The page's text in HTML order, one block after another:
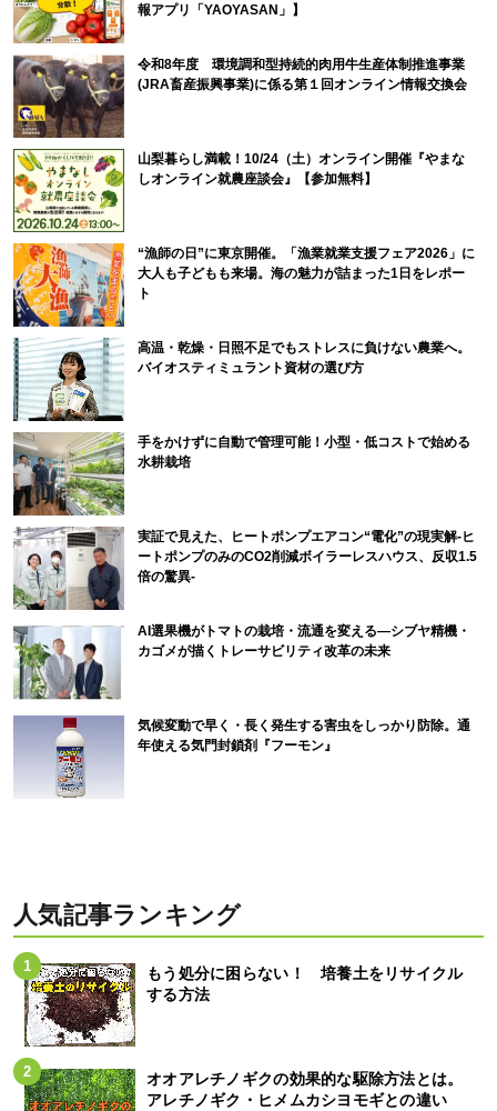
報アプリ「YAOYASAN」】
令和8年度 環境調和型持続的肉用牛生産体制推進事業
(JRA畜産振興事業)に係る第１回オンライン情報交換会
山梨暮らし満載！10/24（土）オンライン開催『やまな
しオンライン就農座談会』【参加無料】
“漁師の日”に東京開催。「漁業就業支援フェア2026」に
大人も子どもも来場。海の魅力が詰まった1日をレポー
ト
高温・乾燥・日照不足でもストレスに負けない農業へ。
バイオスティミュラント資材の選び方
手をかけずに自動で管理可能！小型・低コストで始める
水耕栽培
実証で見えた、ヒートポンプエアコン“電化”の現実解-ヒ
ートポンプのみのCO2削減ボイラーレスハウス、反収1.5
倍の驚異-
AI選果機がトマトの栽培・流通を変える―シブヤ精機・
カゴメが描くトレーサビリティ改革の未来
気候変動で早く・長く発生する害虫をしっかり防除。通
年使える気門封鎖剤『フーモン』
人気記事ランキング
もう処分に困らない！ 培養土をリサイクル
する方法
オオアレチノギクの効果的な駆除方法とは。
アレチノギク・ヒメムカシヨモギとの違い